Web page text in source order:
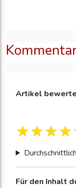
Artikel
Für den Inhalt